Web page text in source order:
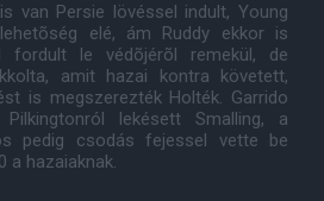
van Persie lövéssel indult, Young
elé, ám Ruddy ekkor is
fordult le védõjérõl remekül, de
amit hazai kontra követett,
is megszerezték Holték. Garrido
lekésett Smalling, a
pedig csodás fejessel vette be
a hazaiaknak.